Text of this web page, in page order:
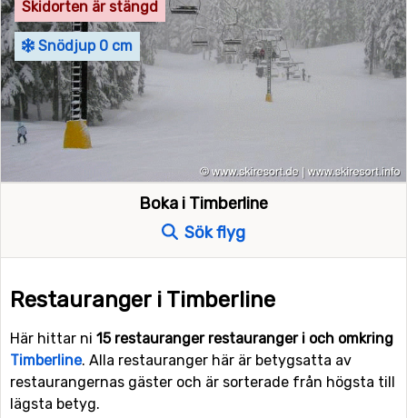
Skidorten är stängd
Snödjup 0 cm
Boka i Timberline
Sök flyg
Restauranger i Timberline
Här hittar ni 15 restauranger restauranger i och omkring
Timberline. Alla restauranger här är betygsatta av
restaurangernas gäster och är sorterade från högsta till
lägsta betyg.